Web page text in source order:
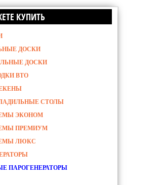
КУПИТЬ
ДОСКИ
ДОСКИ
ВТО
СТОЛЫ
ЭКОНОМ
ПРЕМИУМ
ЛЮКС
ПАРОГЕНЕРАТОРЫ